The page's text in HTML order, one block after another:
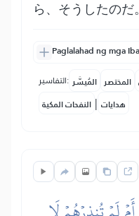
ら、そうしたのだ。
Paglalahad ng mga
التفاسير: المُيسَّر المختصر
النفحات المكية | هدايات